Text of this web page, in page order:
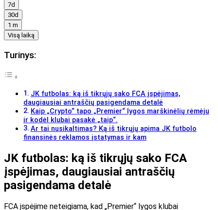
7d
30d
1 m
Visą laiką
Turinys:
JK futbolas: ką iš tikrųjų sako FCA įspėjimas,
daugiausiai antraščių pasigendama detalė
Kaip „Crypto“ tapo „Premier“ lygos marškinėlių rėmėju
ir kodėl klubai pasakė „taip“.
Ar tai nusikaltimas? Ką iš tikrųjų apima JK futbolo
finansinės reklamos įstatymas ir kam
JK futbolas: ką iš tikrųjų sako FCA
įspėjimas, daugiausiai antraščių
pasigendama detalė
FCA įspėjime neteigiama, kad „Premier“ lygos klubai